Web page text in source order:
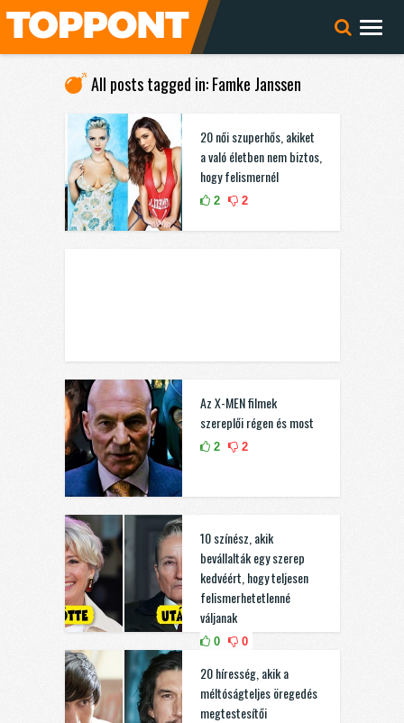
All posts tagged in: Famke Janssen
20 női szuperhős, akiket
a való életben nem biztos,
hogy felismernél
2 2
Az X-MEN filmek
szereplői régen és most
2 2
10 színész, akik
bevállalták egy szerep
kedvéért, hogy teljesen
felismerhetetlenné
váljanak
0 0
20 híresség, akik a
méltóságteljes öregedés
megtestesítői